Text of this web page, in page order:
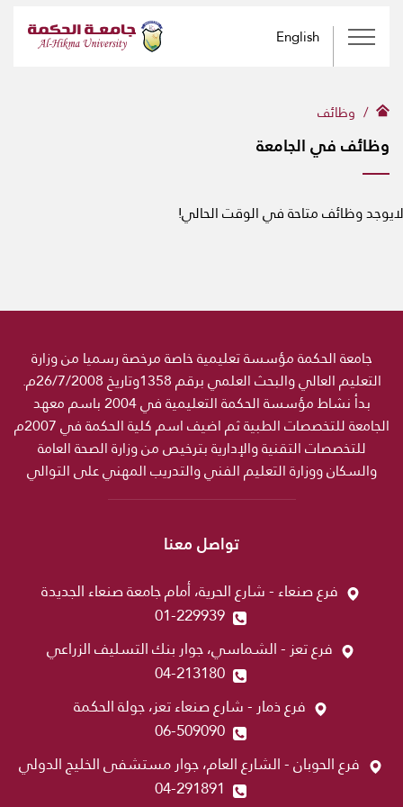
English
وظائف
وظائف في الجامعة
وظائف متاحة في الوقت الحالي!
جامعة الحكمة مؤسسة تعليمية خاصة مرخصة رسميا من وزارة
التعليم العالي والبحث العلمي برقم 1358وتاريخ 26/7/2008م.
بدأ نشاط مؤسسة الحكمة التعليمية في 2004 باسم معهد
الجامعة للتخصصات الطبية ثم اضيف اسم كلية الحكمة في 2007م
للتخصصات التقنية والإدارية بترخيص من وزارة الصحة العامة
والسكان ووزارة التعليم الفني والتدريب المهني على التوالي
تواصل معنا
فرع صنعاء - شارع الحرية، أمام جامعة صنعاء الجديدة
01-229939
فرع تعز - الشماسي، جوار بنك التسليف الزراعي
04-213180
فرع ذمار - شارع صنعاء تعز، جولة الحكمة
06-509090
فرع الحوبان - الشارع العام، جوار مستشفى الخليج الدولي
04-291891